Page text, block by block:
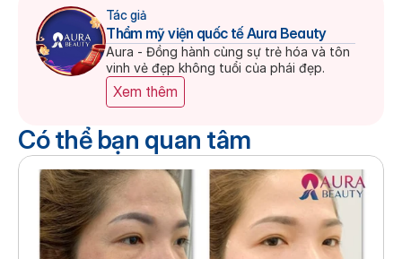
Tác giả
Thẩm mỹ viện quốc tế Aura Beauty
Aura - Đồng hành cùng sự trẻ hóa và tôn
vinh vẻ đẹp không tuổi của phái đẹp.
Xem thêm
Có thể bạn quan tâm